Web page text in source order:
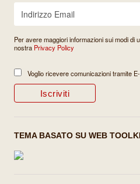
Per avere maggiori informazioni sui modi di
nostra Privacy Policy
Voglio ricevere comunicazioni tramite
TEMA BASATO SU WEB